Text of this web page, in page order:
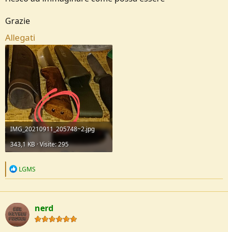
Grazie
Allegati
IMG_20210911_205748~2.jpg
343,1 KB · Visite: 295
R
c
i
o
n
LGMS
nerd